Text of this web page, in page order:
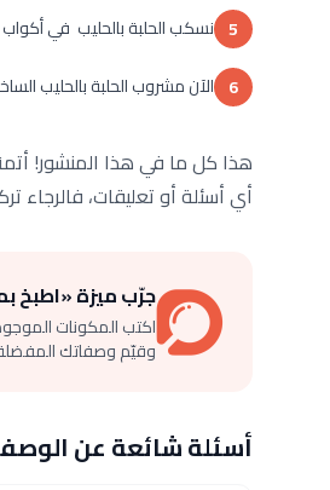
5 نسكب الحلبة بالحليب في
6 الآن مشروب الحلبة بالحليب
هذا كل ما في هذا المنشور!
أي أسئلة أو تعليقات، فالرجاء
جرّب ميزة «اطبخ
اكتب المكونات
وقيّم وصفاتك
أسئلة شائعة عن